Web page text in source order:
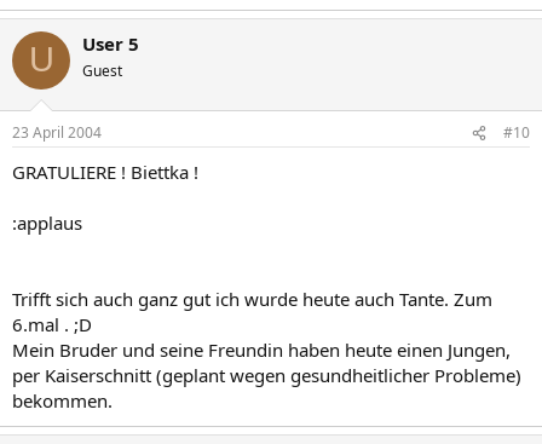
U User 5
Guest
23 April 2004 #10
GRATULIERE ! Biettka !
:applaus
Trifft sich auch ganz gut ich wurde heute auch Tante. Zum
6.mal . ;D
Mein Bruder und seine Freundin haben heute einen Jungen,
per Kaiserschnitt (geplant wegen gesundheitlicher Probleme)
bekommen.